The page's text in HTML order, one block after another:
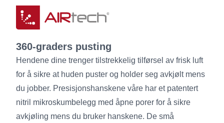
360-graders pusting
Hendene dine trenger tilstrekkelig tilførsel av frisk luft
for å sikre at huden puster og holder seg avkjølt mens
du jobber. Presisjonshanskene våre har et patentert
nitril mikroskumbelegg med åpne porer for å sikre
avkjøling mens du bruker hanskene. De små